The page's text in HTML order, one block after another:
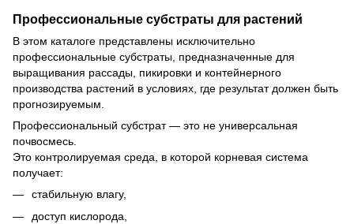
Профессиональные субстраты для растений
В этом каталоге представлены исключительно
профессиональные субстраты, предназначенные для
выращивания рассады, пикировки и контейнерного
производства растений в условиях, где результат должен быть
прогнозируемым.
Профессиональный субстрат — это не универсальная
почвосмесь.
Это контролируемая среда, в которой корневая система
получает:
стабильную влагу,
доступ кислорода,